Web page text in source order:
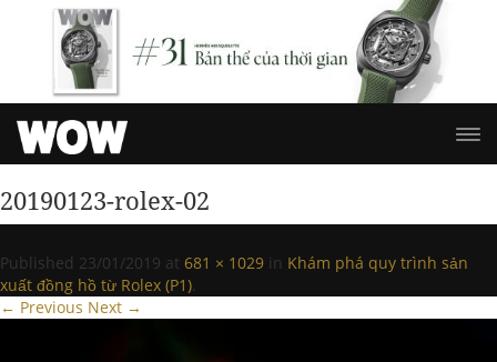
20190123-rolex-02
Published 23/01/2019 at 681 × 1029 in Khám phá quy trình sản
xuất đồng hồ từ Rolex (P1).
← Previous Next →